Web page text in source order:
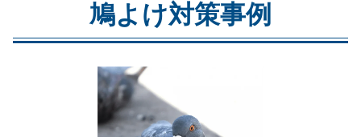
鳩よけ対策事例